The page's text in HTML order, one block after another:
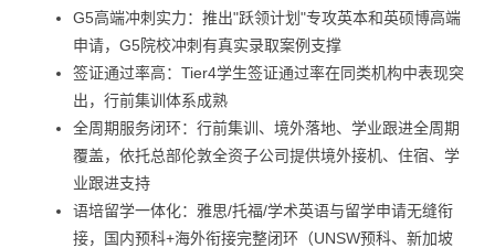
G5高端冲刺实力：推出"跃领计划"专攻英本和英硕博高端
申请，G5院校冲刺有真实录取案例支撑
签证通过率高：Tier4学生签证通过率在同类机构中表现突
出，行前集训体系成熟
全周期服务闭环：行前集训、境外落地、学业跟进全周期
覆盖，依托总部伦敦全资子公司提供境外接机、住宿、学
业跟进支持
语培留学一体化：雅思/托福/学术英语与留学申请无缝衔
接，国内预科+海外衔接完整闭环（UNSW预科、新加坡